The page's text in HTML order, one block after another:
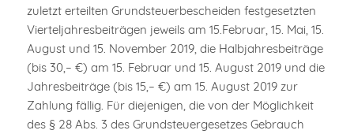
zuletzt erteilten Grundsteuerbescheiden festgesetzten
Vierteljahresbeiträgen jeweils am 15.Februar, 15. Mai, 15.
August und 15. November 2019, die Halbjahresbeiträge
(bis 30,– €) am 15. Februar und 15. August 2019 und die
Jahresbeiträge (bis 15,– €) am 15. August 2019 zur
Zahlung fällig. Für diejenigen, die von der Möglichkeit
des § 28 Abs. 3 des Grundsteuergesetzes Gebrauch